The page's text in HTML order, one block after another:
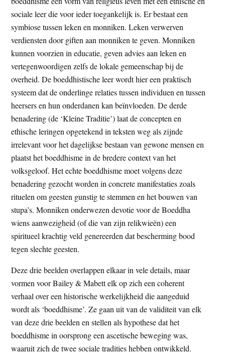
sociale leer die voor ieder toegankelijk is. Er bestaat een
symbiose tussen leken en monniken. Leken verwerven
verdiensten door giften aan monniken te geven. Monniken
kunnen voorzien in educatie, geven advies aan leken en
vertegenwoordigen zelfs de lokale gemeenschap bij de
overheid. De boeddhistische leer wordt hier een praktisch
systeem dat de onderlinge relaties tussen individuen en tussen
heersers en hun onderdanen kan beïnvloeden. De derde
benadering (de ‘Kleine Traditie’) laat de concepten en
ethische leringen opgetekend in teksten weg als zijnde
irrelevant voor het dagelijkse bestaan van gewone mensen en
plaatst het boeddhisme in de bredere context van het
volksgeloof. Het echte boeddhisme moet volgens deze
benadering gezocht worden in concrete manifestaties zoals
rituelen om geesten gunstig te stemmen en het bouwen van
stupa’s. Monniken onderwezen devotie voor de Boeddha
wiens aanwezigheid (of die van zijn relikwieën) een
spiritueel krachtig veld genereerden dat bescherming bood
tegen slechte geesten.
Deze drie beelden overlappen elkaar in vele details, maar
vormen voor Bailey & Mabett elk op zich een coherent
verhaal over een historische werkelijkheid die aangeduid
wordt als ‘boeddhisme’. Ze gaan uit van de validiteit van elk
van deze drie beelden en stellen als hypothese dat het
boeddhisme in oorsprong een ascetische beweging was,
waaruit zich de twee sociale tradities hebben ontwikkeld.